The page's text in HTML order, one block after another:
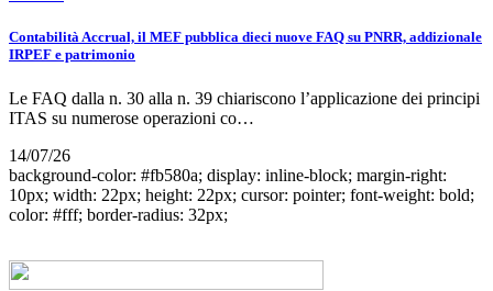
Contabilità Accrual, il MEF pubblica dieci nuove FAQ su PNRR, addizionale
IRPEF e patrimonio
Le FAQ dalla n. 30 alla n. 39 chiariscono l’applicazione dei principi
ITAS su numerose operazioni co…
14/07/26
background-color: #fb580a; display: inline-block; margin-right:
10px; width: 22px; height: 22px; cursor: pointer; font-weight: bold;
color: #fff; border-radius: 32px;